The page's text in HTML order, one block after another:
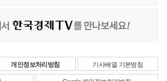
개인정보처리방침 기사배열 기본방침